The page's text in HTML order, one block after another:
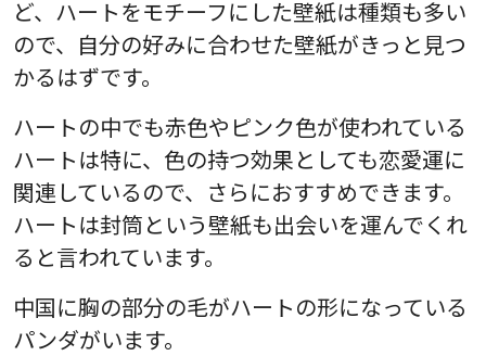
ど、ハートをモチーフにした壁紙は種類も多い
ので、自分の好みに合わせた壁紙がきっと見つ
かるはずです。
ハートの中でも赤色やピンク色が使われている
ハートは特に、色の持つ効果としても恋愛運に
関連しているので、さらにおすすめできます。
ハートは封筒という壁紙も出会いを運んでくれ
ると言われています。
中国に胸の部分の毛がハートの形になっている
パンダがいます。